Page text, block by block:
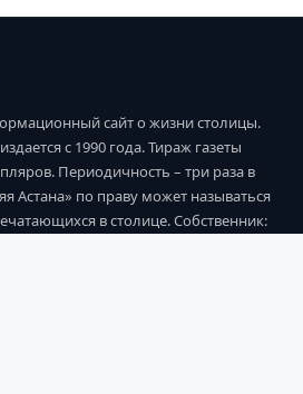
сайт о жизни столицы.
с 1990 года. Тираж газеты
Периодичность – три раза в
Астана» по праву может называться
в столице. Собственник: